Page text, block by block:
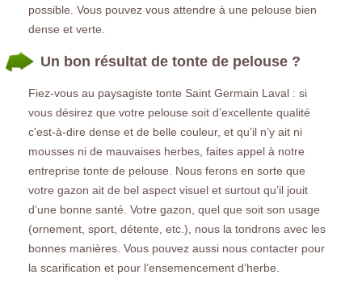
possible. Vous pouvez vous attendre à une pelouse bien
dense et verte.
Un bon résultat de tonte de pelouse ?
Fiez-vous au paysagiste tonte Saint Germain Laval : si
vous désirez que votre pelouse soit d’excellente qualité
c'est-à-dire dense et de belle couleur, et qu’il n’y ait ni
mousses ni de mauvaises herbes, faites appel à notre
entreprise tonte de pelouse. Nous ferons en sorte que
votre gazon ait de bel aspect visuel et surtout qu’il jouit
d’une bonne santé. Votre gazon, quel que soit son usage
(ornement, sport, détente, etc.), nous la tondrons avec les
bonnes manières. Vous pouvez aussi nous contacter pour
la scarification et pour l’ensemencement d’herbe.